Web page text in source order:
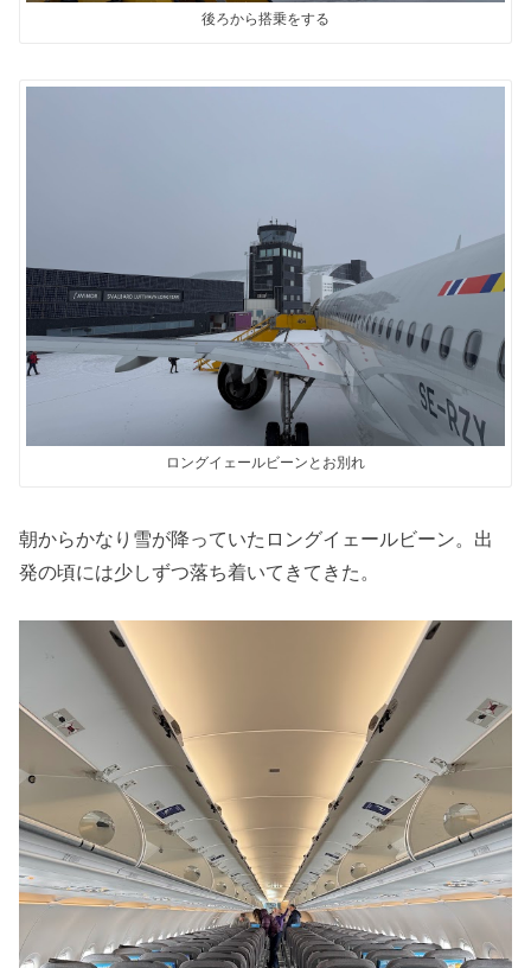
後ろから搭乗をする
ロングイェールビーンとお別れ
朝からかなり雪が降っていたロングイェールビーン。出
発の頃には少しずつ落ち着いてきてきた。